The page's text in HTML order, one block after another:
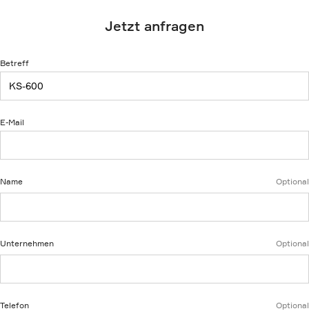
Jetzt anfragen
Betreff
E-Mail
Name Optional
Unternehmen Optional
Telefon Optional